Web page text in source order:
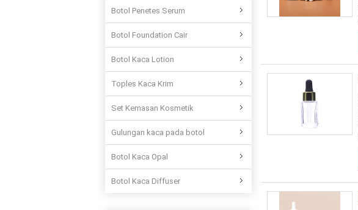
Botol Penetes Serum
Botol Foundation Cair
Botol Kaca Lotion
Toples Kaca Krim
Set Kemasan Kosmetik
Gulungan kaca pada botol
Botol Kaca Opal
Botol Kaca Diffuser